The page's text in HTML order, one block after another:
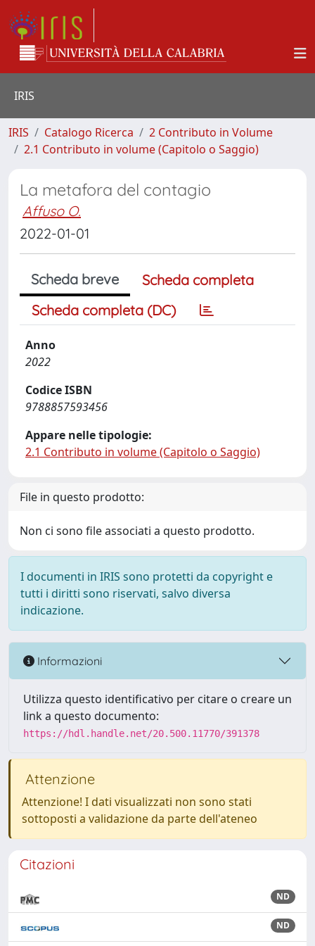
IRIS
IRIS Catalogo Ricerca
2 Contributo in Volume
2.1 Contributo in volume (Capitolo o Saggio)
La metafora del contagio
Affuso O.
2022-01-01
Scheda breve
Scheda completa
Scheda completa (DC)
Anno
2022
Codice ISBN
9788857593456
Appare nelle tipologie:
2.1 Contributo in volume (Capitolo o Saggio)
File in questo prodotto:
Non ci sono file associati a questo prodotto.
I documenti in IRIS sono protetti da copyright e
tutti i diritti sono riservati, salvo diversa
indicazione.
Informazioni
Utilizza questo identificativo per citare o creare un
link a questo documento:
https://hdl.handle.net/20.500.11770/391378
Attenzione
Attenzione! I dati visualizzati non sono stati
sottoposti a validazione da parte dell'ateneo
Citazioni
ND
ND